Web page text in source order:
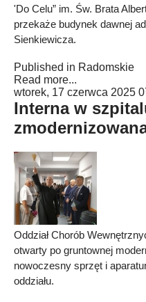
'Do Celu” im. Św. Brata
przekaże budynek dawnej
Sienkiewicza.
Published in Radomskie
Read more...
wtorek, 17 czerwca 2025
Interna w
Oddział Chorób
otwarty po gruntownej
nowoczesny sprzęt i
oddziału.